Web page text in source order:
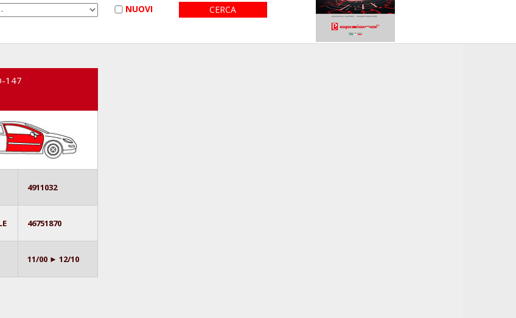
NUOVI
147
4911032
46751870
11/00 ► 12/10